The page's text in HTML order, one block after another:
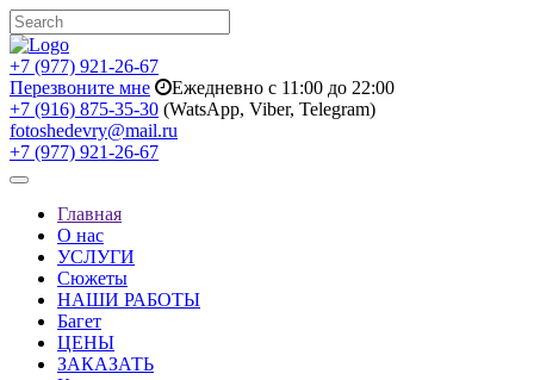
+7 (977) 921-26-67
Перезвоните мне
Ежедневно с 11:00 до 22:00
+7 (916) 875-35-30 (WatsApp, Viber, Telegram)
fotoshedevry@mail.ru
+7 (977) 921-26-67
Toggle
navigationГлавная
О нас
УСЛУГИ
Сюжеты
НАШИ РАБОТЫ
Багет
ЦЕНЫ
ЗАКАЗАТЬ